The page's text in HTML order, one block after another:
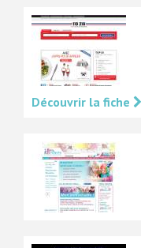
Découvrir la fiche